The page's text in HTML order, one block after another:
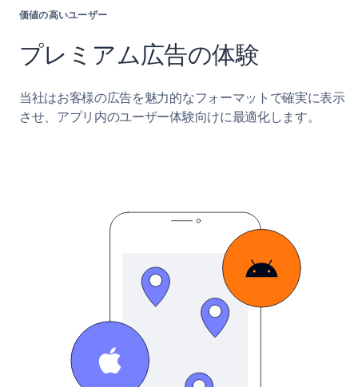
価値の高いユーザー
プレミアム広告の体験
当社はお客様の広告を魅力的なフォーマットで確実に表示
させ、アプリ内のユーザー体験向けに最適化します。